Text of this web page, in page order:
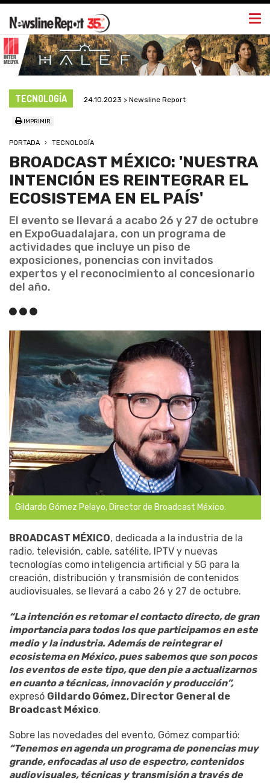
TECNOLOGÍA 24.10.2023 > Newsline Report
IMPRIMIR
PORTADA TECNOLOGÍA
BROADCAST MÉXICO: 'NUESTRA
INTENCIÓN ES REINTEGRAR EL
ECOSISTEMA EN EL PAÍS'
El evento se llevará a acabo 26 y 27 de octubre
en ExpoGuadalajara, con un programa de
actividades que incluye un piso de
exposiciones, ponencias con invitados
expertos y el reconocimiento al concesionario
del año.
Gildardo Gómez Pelayo, Director de Broadcast México.
BROADCAST MÉXICO, dedicada a la industria de la
radio, televisión, cable, satélite, IPTV y nuevas
tecnologías como inteligencia artificial y 5G para la
creación, distribución y transmisión de contenidos
audiovisuales, se llevará a cabo 26 y 27 de octubre.
“La intención es retomar el contacto directo, de gran
importancia para todos los que participamos en este
medio y la industria. Además de reintegrar el
ecosistema en México, pues sabemos que son pocos
los eventos de este tipo, que den pie a actualizarnos
en cuanto a técnicas, innovación y producción”,
expresó Gildardo Gómez, Director General de
Broadcast México.
Sobre las novedades del evento, Gómez compartió:
“Tenemos en agenda un programa de ponencias muy
grande, enfocadas al uso de espectro, contenidos
audiovisuales, técnicas y transmisión a través de